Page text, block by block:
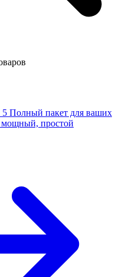
5 Полный пакет для ваших
простой